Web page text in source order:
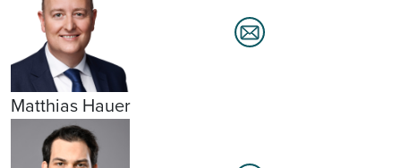
Matthias Hauer